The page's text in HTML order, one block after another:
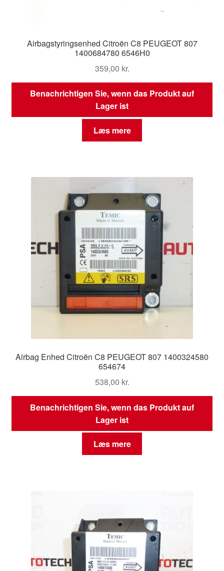
Airbagstyringsenhed Citroën C8 PEUGEOT 807
1400684780 6546H0
359,00 kr.
Benachrichtigen Sie, wenn das Produkt auf
Lager ist
Læs mere
Airbag Enhed Citroën C8 PEUGEOT 807 1400324580
654674
538,00 kr.
Benachrichtigen Sie, wenn das Produkt auf
Lager ist
Læs mere